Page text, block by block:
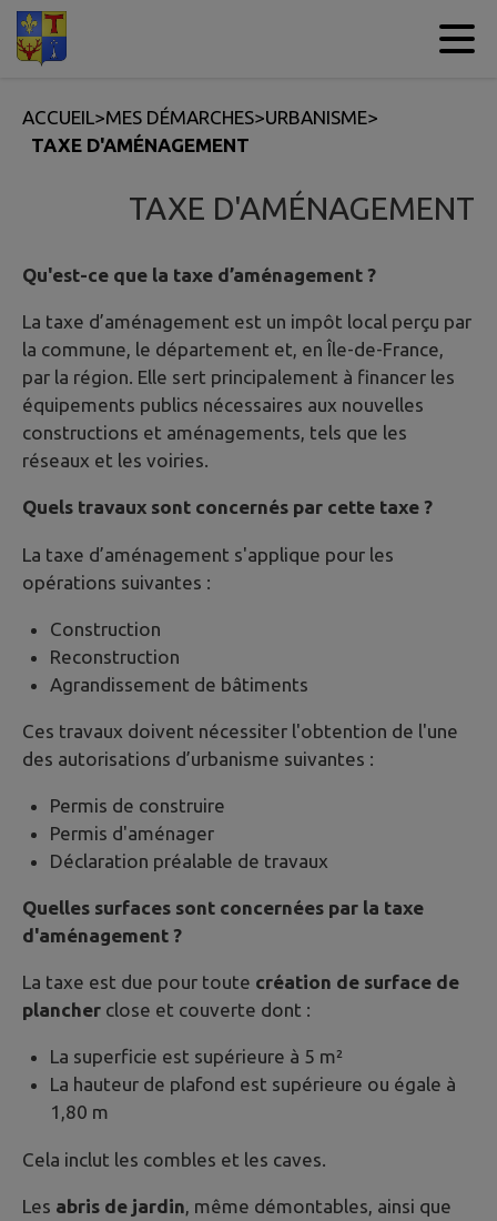
Contenu
ACCUEIL>MES DÉMARCHES>URBANISME>
TAXE D'AMÉNAGEMENT
TAXE D'AMÉNAGEMENT
Qu'est-ce que la taxe d’aménagement ?
La taxe d’aménagement est un impôt local perçu par
la commune, le département et, en Île-de-France,
par la région. Elle sert principalement à financer les
équipements publics nécessaires aux nouvelles
constructions et aménagements, tels que les
réseaux et les voiries.
Quels travaux sont concernés par cette taxe ?
La taxe d’aménagement s'applique pour les
opérations suivantes :
Construction
Reconstruction
Agrandissement de bâtiments
Ces travaux doivent nécessiter l'obtention de l'une
des autorisations d’urbanisme suivantes :
Permis de construire
Permis d'aménager
Déclaration préalable de travaux
Quelles surfaces sont concernées par la taxe
d'aménagement ?
La taxe est due pour toute création de surface de
plancher close et couverte dont :
La superficie est supérieure à 5 m²
La hauteur de plafond est supérieure ou égale à
1,80 m
Cela inclut les combles et les caves.
Les abris de jardin , même démontables, ainsi que